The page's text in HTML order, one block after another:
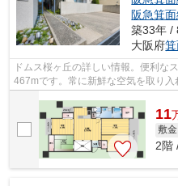
阪急箕
築33年 /
大阪府
ドムス桜ヶ丘の詳しい情報。便利な
467mです。常に新鮮な空気を取り
11
敷金
2階